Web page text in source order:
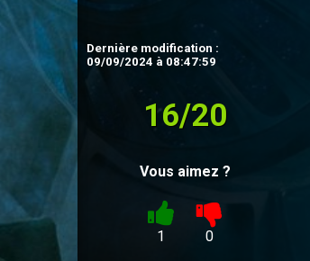
Dernière modification :
09/09/2024 à 08:47:59
16/20
Vous aimez ?
1 0